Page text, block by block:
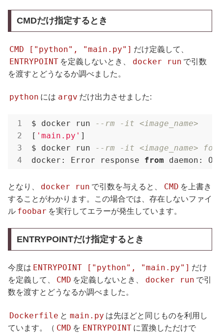
CMDだけ指定するとき
CMD ["python", "main.py"] だけ定義して、
ENTRYPOINT を定義しないとき、 docker run で引数
を渡すとどうなるか調べました。
python には argv だけ出力させました:
$ docker run
--rm -it <image_name>
[ 'main.py' ]
$ docker run
--rm -it <image_name>
docker: Error response from daemon:
となり、 docker run で引数を与えると、 CMD を上書き
することがわかります。この場合では、存在しないファイ
ル foobar を実行してエラーが発生しています。
ENTRYPOINTだけ指定するとき
今度は ENTRYPOINT ["python", "main.py"] だけ
を定義して、
CMD を定義しないとき、 docker run で引
数を渡すとどうなるか調べました。
Dockerfile と main.py は先ほどと同じものを利用し
ています。（ CMD を ENTRYPOINT に置換しただけで